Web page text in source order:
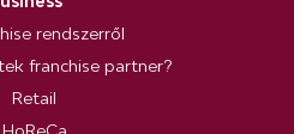
rendszerről
franchise partner?
Retail